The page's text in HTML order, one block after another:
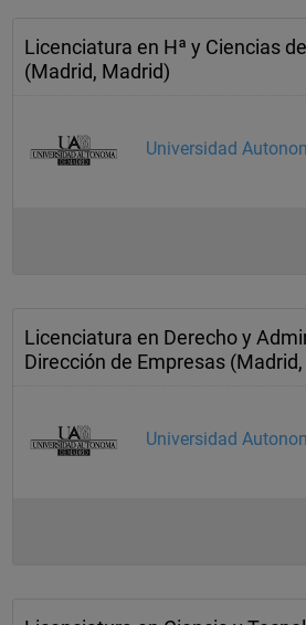
Licenciatura en Hª y Ciencias
(Madrid, Madrid)
Universidad
Licenciatura en Derecho y
Dirección de Empresas
Universidad